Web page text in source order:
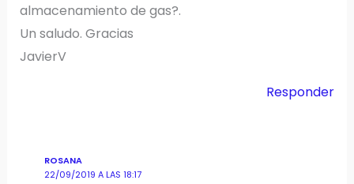
almacenamiento de gas?.
Un saludo. Gracias
JavierV
Responder
ROSANA
22/09/2019 A LAS 18:17